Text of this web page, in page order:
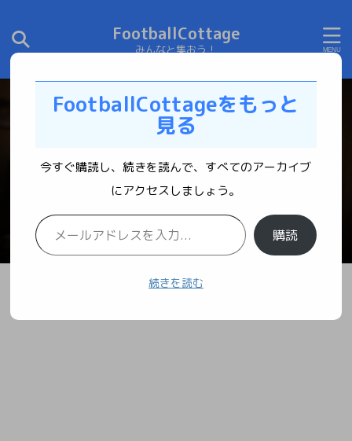
FootballCottage
みんなと集おう！
FootballCottageをもっと
見る
今すぐ購読し、続きを読んで、すべてのアーカイブ
にアクセスしましょう。
購読
続きを読む